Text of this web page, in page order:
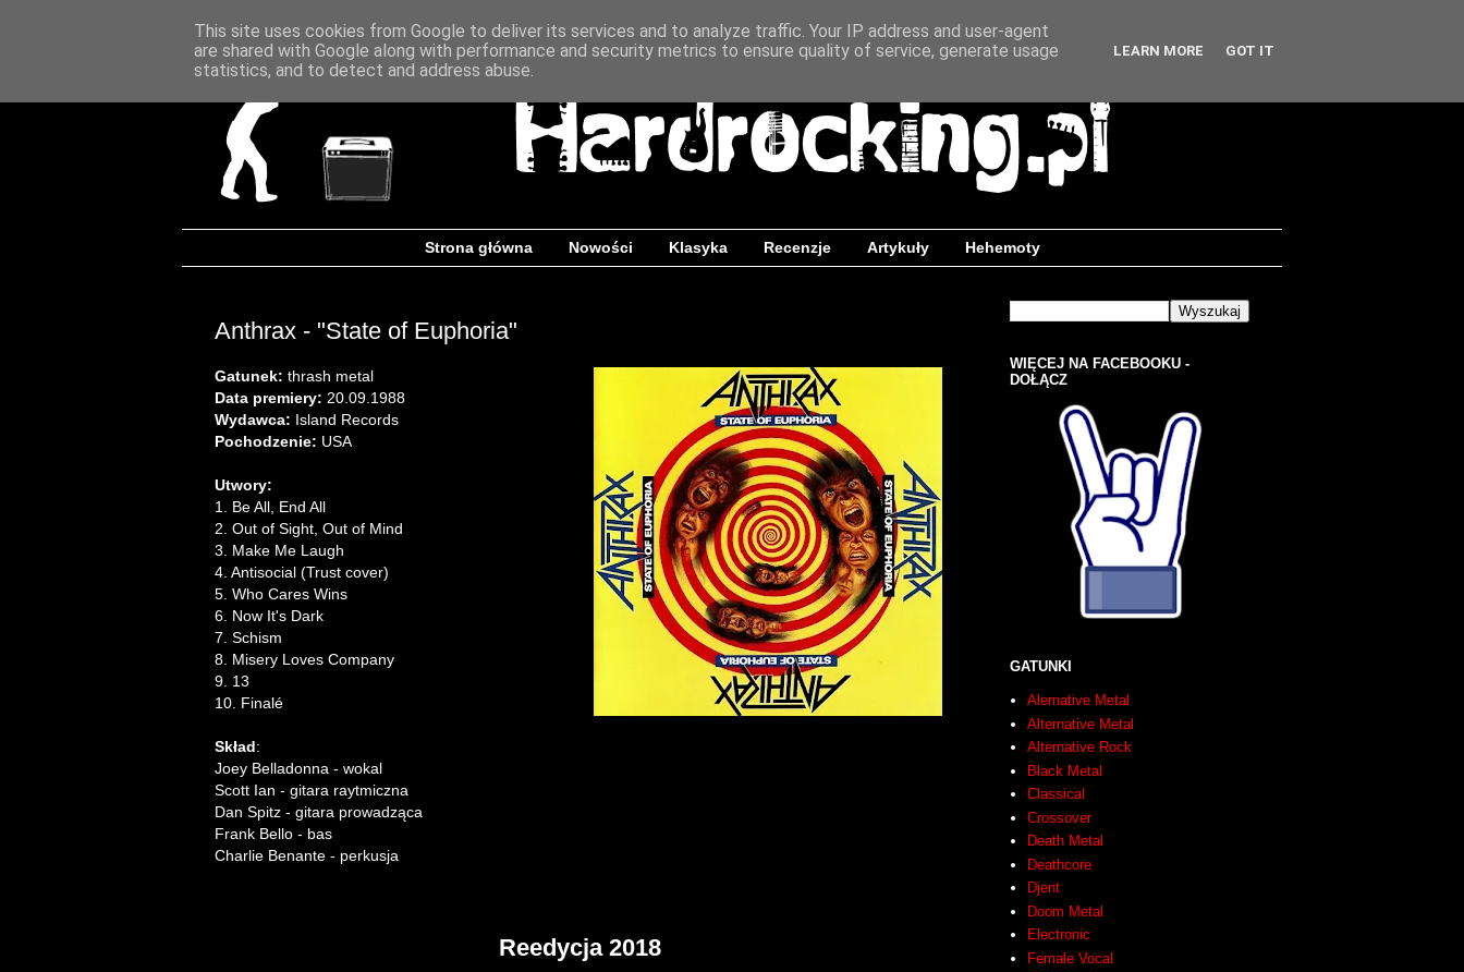
Strona główna Nowości Klasyka Recenzje Artykuły Hehemoty
Anthrax - "State of Euphoria"
Gatunek: thrash metal
Data premiery: 20.09.1988
Wydawca: Island Records
Pochodzenie: USA
Utwory:
1. Be All, End All
2. Out of Sight, Out of Mind
3. Make Me Laugh
4. Antisocial (Trust cover)
5. Who Cares Wins
6. Now It's Dark
7. Schism
8. Misery Loves Company
9. 13
10. Finalé
Skład:
Joey Belladonna - wokal
Scott Ian - gitara raytmiczna
Dan Spitz - gitara prowadząca
Frank Bello - bas
Charlie Benante - perkusja
Reedycja 2018
WIĘCEJ NA FACEBOOKU -
DOŁĄCZ
GATUNKI
Alernative Metal
Alternative Metal
Alternative Rock
Black Metal
Classical
Crossover
Death Metal
Deathcore
Djent
Doom Metal
Electronic
Female Vocal
This site uses cookies from Google to deliver its services and to analyze traffic. Your IP address and user-agent
are shared with Google along with performance and security metrics to ensure quality of service, generate usage
statistics, and to detect and address abuse.
LEARN MORE GOT IT